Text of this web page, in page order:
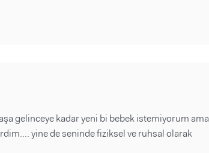
gelinceye kadar yeni bi bebek istemiyorum ama
yine de seninde fiziksel ve ruhsal olarak